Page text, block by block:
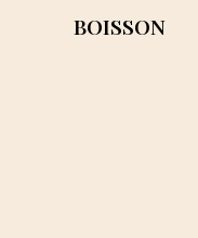
BOISSON